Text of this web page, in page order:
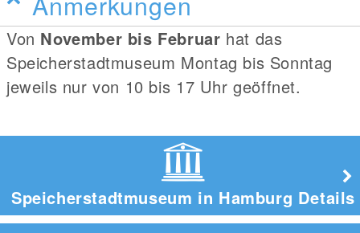
Von November bis Februar hat das
Speicherstadtmuseum Montag bis Sonntag
jeweils nur von 10 bis 17 Uhr geöffnet.
Speicherstadtmuseum in Hamburg Details